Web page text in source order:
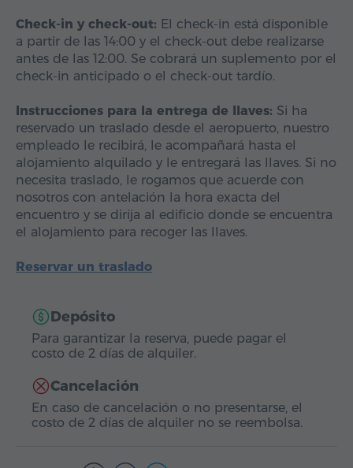
Check-in y check-out: El check-in está disponible
a partir de las 14:00 y el check-out debe realizarse
antes de las 12:00. Se cobrará un suplemento por el
check-in anticipado o el check-out tardío.
Instrucciones para la entrega de llaves: Si ha
reservado un traslado desde el aeropuerto, nuestro
empleado le recibirá, le acompañará hasta el
alojamiento alquilado y le entregará las llaves. Si no
necesita traslado, le rogamos que acuerde con
nosotros con antelación la hora exacta del
encuentro y se dirija al edificio donde se encuentra
el alojamiento para recoger las llaves.
Reservar un traslado
Depósito
Para garantizar la reserva, puede pagar el
costo de 2 días de alquiler.
Cancelación
En caso de cancelación o no presentarse, el
costo de 2 días de alquiler no se reembolsa.